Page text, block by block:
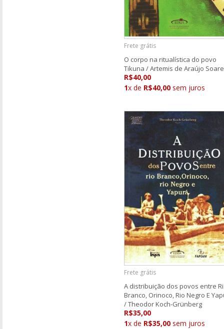
Frete grátis
O corpo na ritualística do povo
Tikuna / Artemis de Araújo
R$40,00
1x de R$40,00 sem juros
Frete grátis
A distribuição dos povos entre
Branco, Orinoco, Rio Negro E
/ Theodor Koch-Grünberg
R$35,00
1x de R$35,00 sem juros